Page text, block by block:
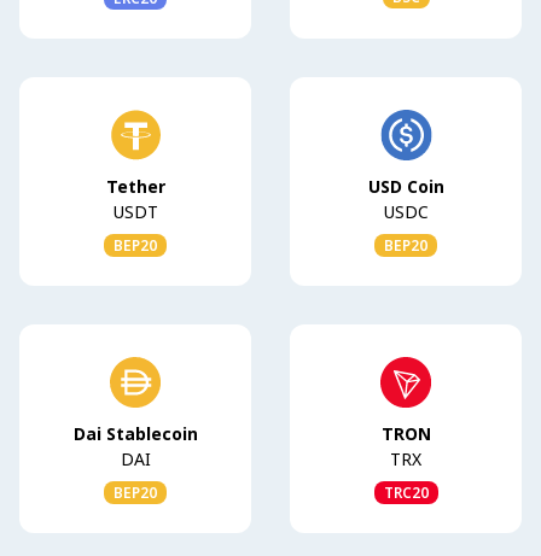
Tether
USDT
BEP20
USD Coin
USDC
BEP20
Dai Stablecoin
DAI
BEP20
TRON
TRX
TRC20